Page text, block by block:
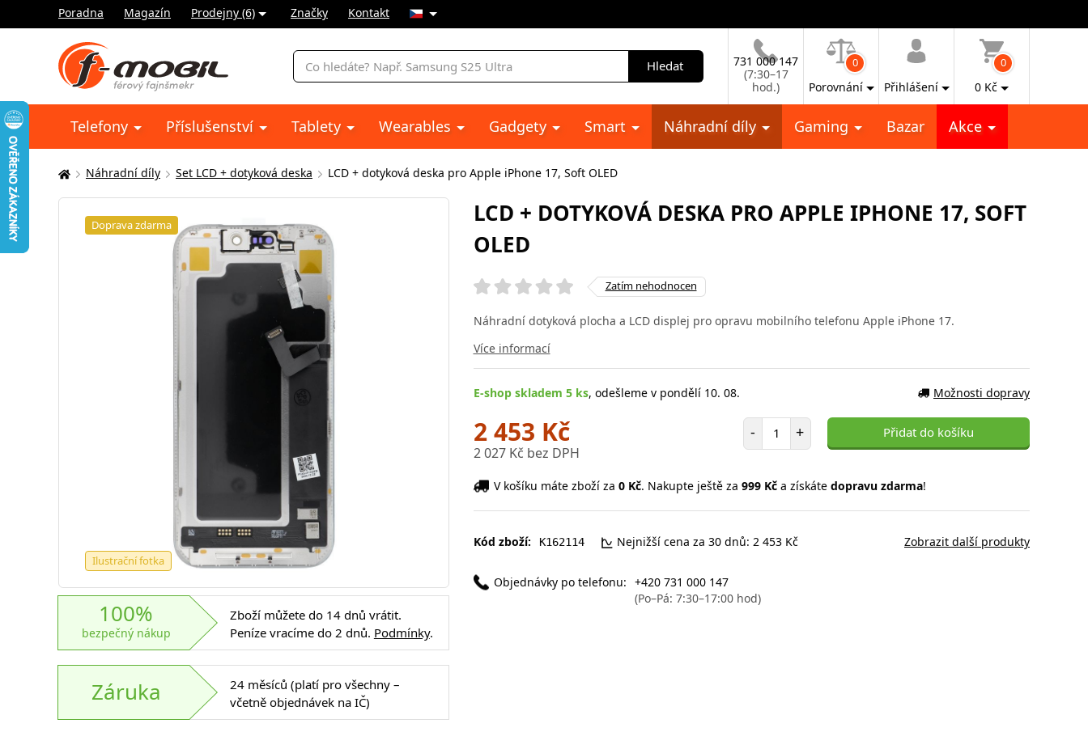
Poradna Magazín Prodejny (6) Značky Kontakt
Vyhledávání
Hledat
731 000 147
(7:30–17
hod.)
0
Porovnání Přihlášení
0
0 Kč
Telefony Příslušenství Tablety Wearables Gadgety Smart Náhradní díly Gaming Bazar Akce
Zde
se
Náhradní díly Set LCD + dotyková deska LCD + dotyková deska pro Apple iPhone 17, Soft OLED
Doprava zdarma
Ilustrační fotka
100%
bezpečný nákup
Zboží můžete do 14 dnů vrátit.
Peníze vracíme do 2 dnů. Podmínky.
Záruka
24 měsíců (platí pro všechny –
včetně objednávek na IČ)
LCD + DOTYKOVÁ DESKA PRO APPLE IPHONE 17, SOFT
OLED
Zatím nehodnocen
Náhradní dotyková plocha a LCD displej pro opravu mobilního telefonu Apple iPhone 17.
Více informací
E-shop skladem 5 ks, odešleme v pondělí 10. 08. Možnosti dopravy
2 453 Kč
2 027 Kč bez DPH
- Počet položek
+ Přidat do košíku
V košíku máte zboží za 0 Kč. Nakupte ještě za 999 Kča získáte dopravu zdarma!
Kód zboží: K162114 Nejnižší cena za 30 dnů: 2 453 Kč
Objednávky po telefonu: +420 731 000 147
(Po–Pá: 7:30–17:00 hod)
Zobrazit další produkty